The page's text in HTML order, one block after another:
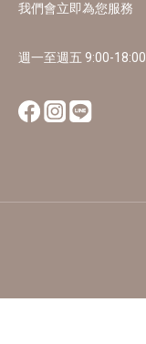
我們會立即為您服務
週一至週五 9:00-18:00